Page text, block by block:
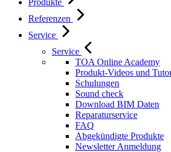
Produkte
Referenzen
Service
Service
TOA Online Academy
Produkt-Videos und
Schulungen
Sound check
Download BIM Daten
Reparaturservice
FAQ
Abgekündigte Produkte
Newsletter Anmeldung